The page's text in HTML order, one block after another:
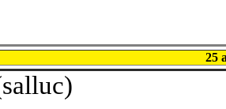
25